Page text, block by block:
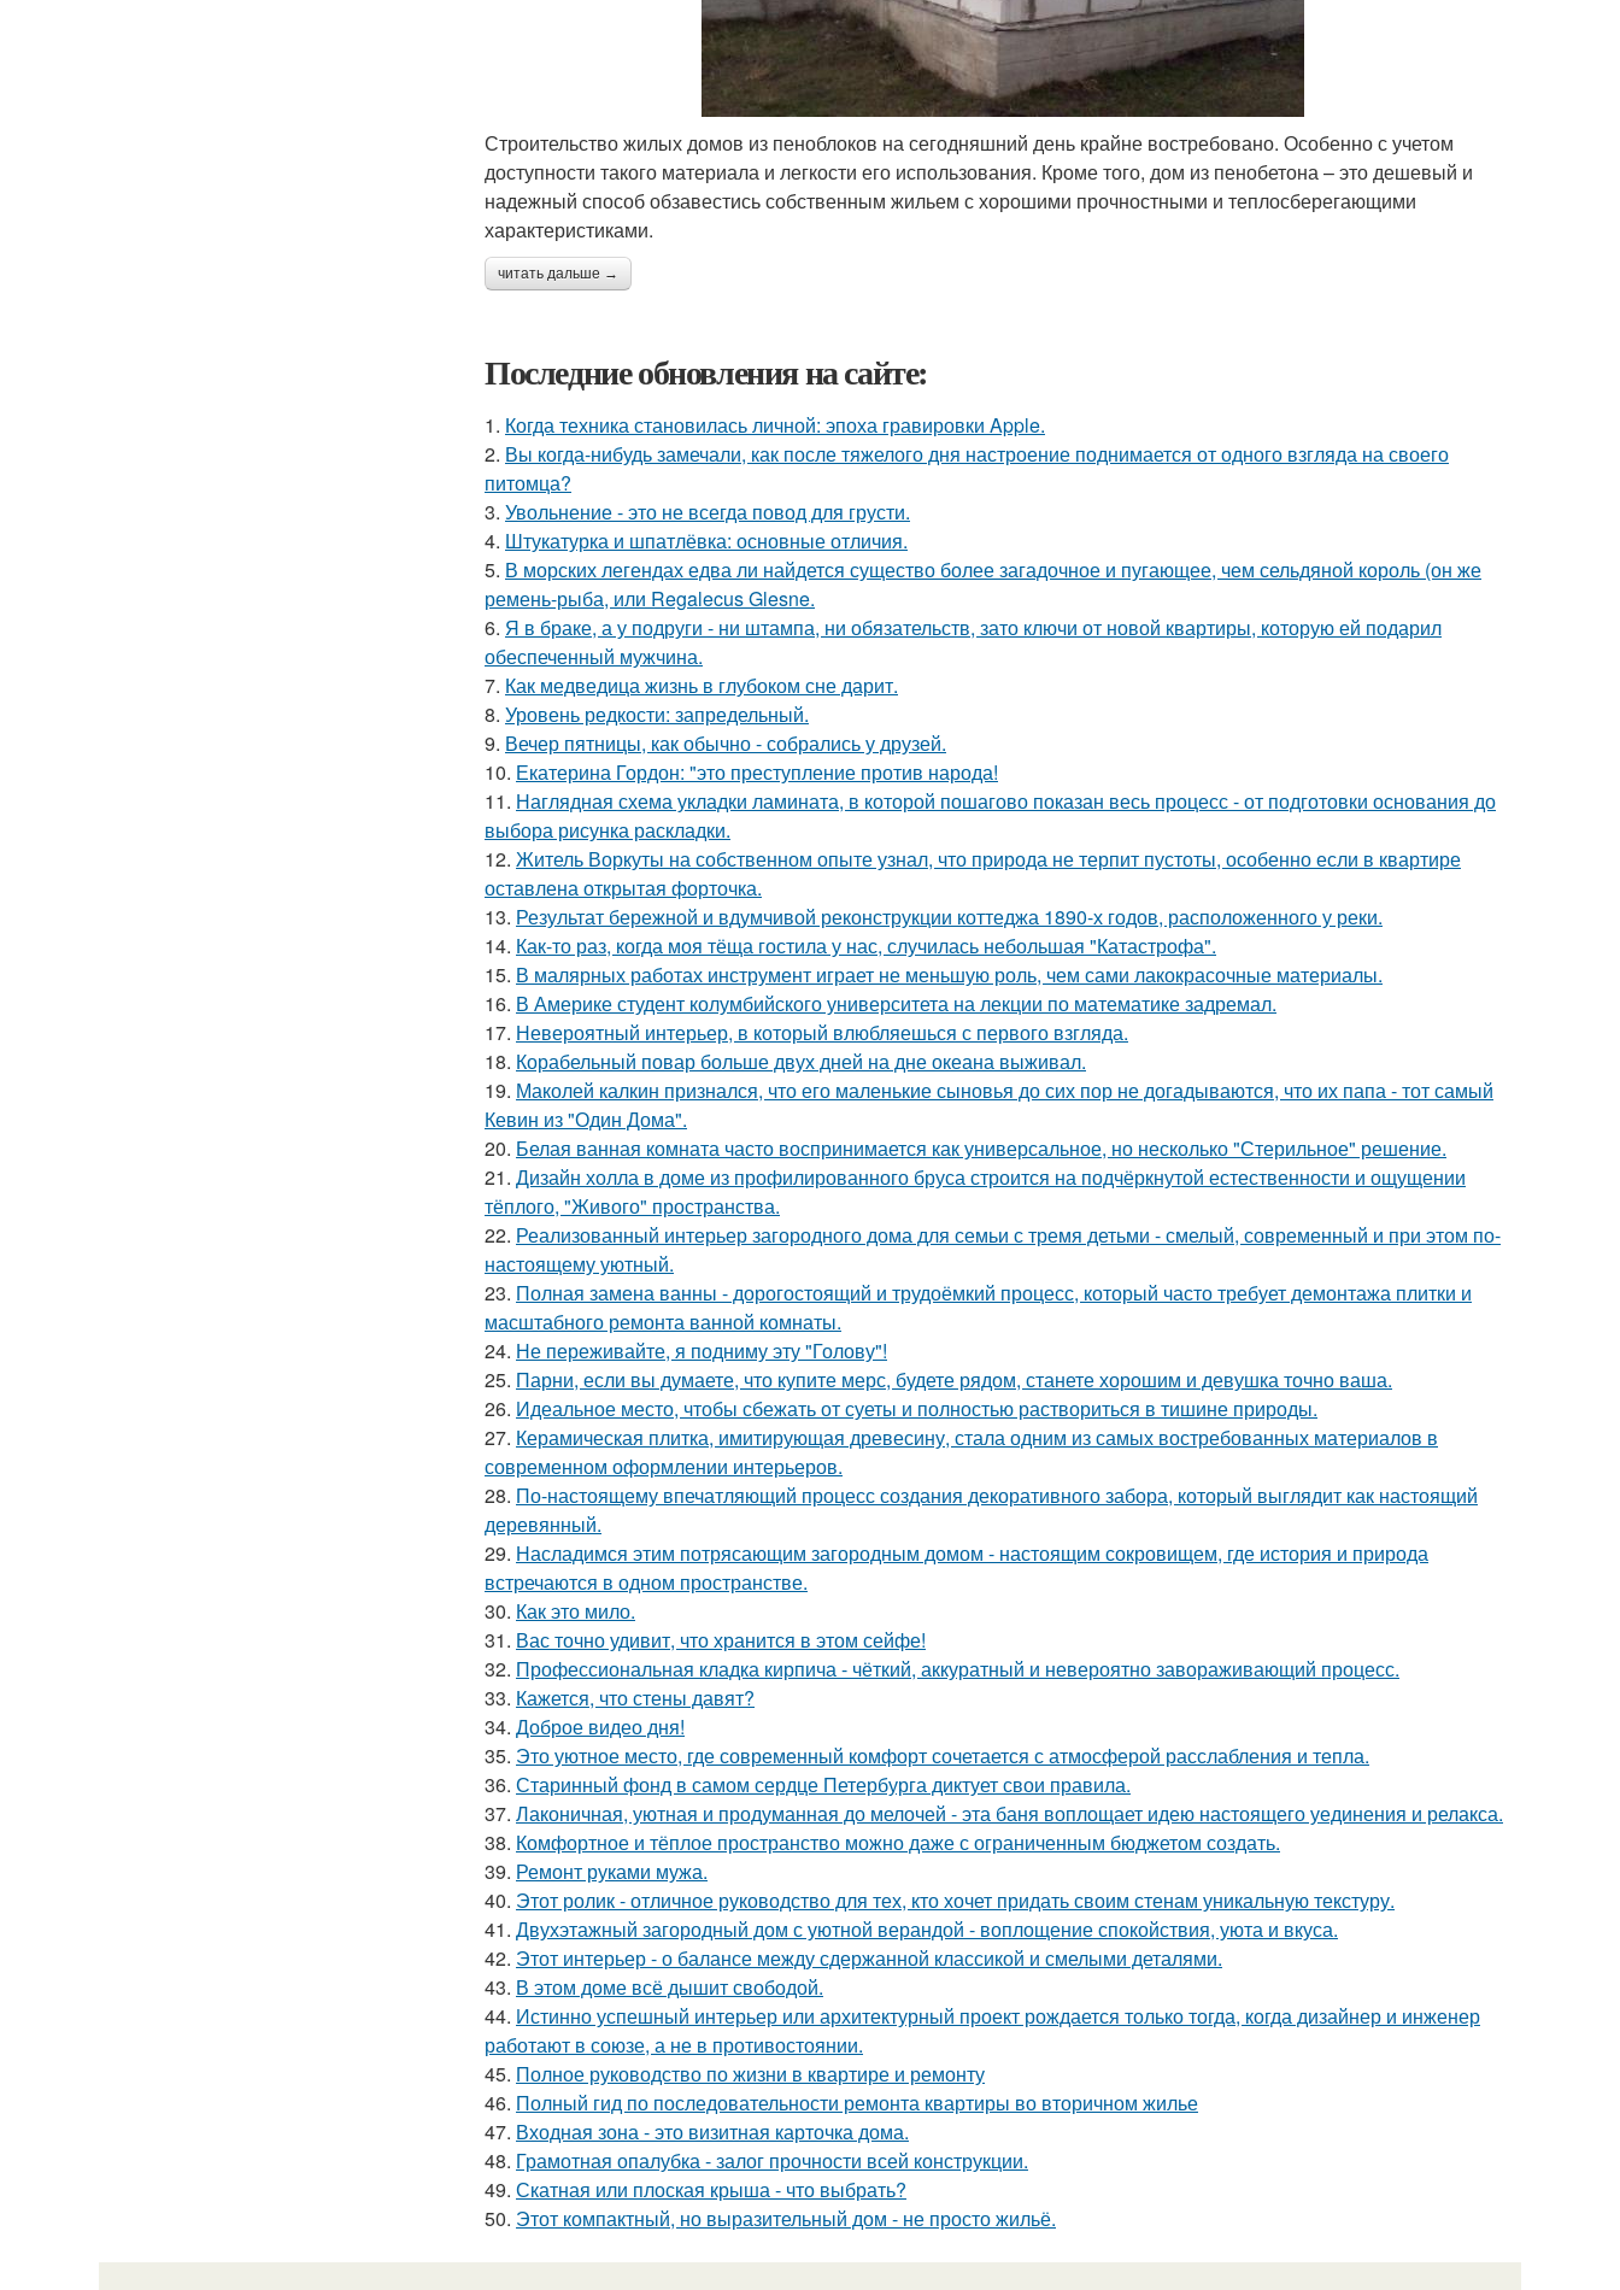
Строительство жилых домов из пеноблоков на сегодняшний день крайне востребовано. Особенно с учетом
доступности такого материала и легкости его использования. Кроме того, дом из пенобетона – это дешевый и
надежный способ обзавестись собственным жильем с хорошими прочностными и теплосберегающими
характеристиками.
читать дальше →
Последние обновления на сайте:
1. Когда техника становилась личной: эпоха гравировки Apple.
2. Вы когда-нибудь замечали, как после тяжелого дня настроение поднимается от одного взгляда на своего
питомца?
3. Увольнение - это не всегда повод для грусти.
4. Штукатурка и шпатлёвка: основные отличия.
5. В морских легендах едва ли найдется существо более загадочное и пугающее, чем сельдяной король (он же
ремень-рыба, или Regalecus Glesne.
6. Я в браке, а у подруги - ни штампа, ни обязательств, зато ключи от новой квартиры, которую ей подарил
обеспеченный мужчина.
7. Как медведица жизнь в глубоком сне дарит.
8. Уровень редкости: запредельный.
9. Вечер пятницы, как обычно - собрались у друзей.
10. Екатерина Гордон: "это преступление против народа!
11. Наглядная схема укладки ламината, в которой пошагово показан весь процесс - от подготовки основания до
выбора рисунка раскладки.
12. Житель Воркуты на собственном опыте узнал, что природа не терпит пустоты, особенно если в квартире
оставлена открытая форточка.
13. Результат бережной и вдумчивой реконструкции коттеджа 1890-х годов, расположенного у реки.
14. Как-то раз, когда моя тёща гостила у нас, случилась небольшая "Катастрофа".
15. В малярных работах инструмент играет не меньшую роль, чем сами лакокрасочные материалы.
16. В Америке студент колумбийского университета на лекции по математике задремал.
17. Невероятный интерьер, в который влюбляешься с первого взгляда.
18. Корабельный повар больше двух дней на дне океана выживал.
19. Маколей калкин признался, что его маленькие сыновья до сих пор не догадываются, что их папа - тот самый
Кевин из "Один Дома".
20. Белая ванная комната часто воспринимается как универсальное, но несколько "Стерильное" решение.
21. Дизайн холла в доме из профилированного бруса строится на подчёркнутой естественности и ощущении
тёплого, "Живого" пространства.
22. Реализованный интерьер загородного дома для семьи с тремя детьми - смелый, современный и при этом по-
настоящему уютный.
23. Полная замена ванны - дорогостоящий и трудоёмкий процесс, который часто требует демонтажа плитки и
масштабного ремонта ванной комнаты.
24. Не переживайте, я подниму эту "Голову"!
25. Парни, если вы думаете, что купите мерс, будете рядом, станете хорошим и девушка точно ваша.
26. Идеальное место, чтобы сбежать от суеты и полностью раствориться в тишине природы.
27. Керамическая плитка, имитирующая древесину, стала одним из самых востребованных материалов в
современном оформлении интерьеров.
28. По-настоящему впечатляющий процесс создания декоративного забора, который выглядит как настоящий
деревянный.
29. Насладимся этим потрясающим загородным домом - настоящим сокровищем, где история и природа
встречаются в одном пространстве.
30. Как это мило.
31. Вас точно удивит, что хранится в этом сейфе!
32. Профессиональная кладка кирпича - чёткий, аккуратный и невероятно завораживающий процесс.
33. Кажется, что стены давят?
34. Доброе видео дня!
35. Это уютное место, где современный комфорт сочетается с атмосферой расслабления и тепла.
36. Старинный фонд в самом сердце Петербурга диктует свои правила.
37. Лаконичная, уютная и продуманная до мелочей - эта баня воплощает идею настоящего уединения и релакса.
38. Комфортное и тёплое пространство можно даже с ограниченным бюджетом создать.
39. Ремонт руками мужа.
40. Этот ролик - отличное руководство для тех, кто хочет придать своим стенам уникальную текстуру.
41. Двухэтажный загородный дом с уютной верандой - воплощение спокойствия, уюта и вкуса.
42. Этот интерьер - о балансе между сдержанной классикой и смелыми деталями.
43. В этом доме всё дышит свободой.
44. Истинно успешный интерьер или архитектурный проект рождается только тогда, когда дизайнер и инженер
работают в союзе, а не в противостоянии.
45. Полное руководство по жизни в квартире и ремонту
46. Полный гид по последовательности ремонта квартиры во вторичном жилье
47. Входная зона - это визитная карточка дома.
48. Грамотная опалубка - залог прочности всей конструкции.
49. Скатная или плоская крыша - что выбрать?
50. Этот компактный, но выразительный дом - не просто жильё.